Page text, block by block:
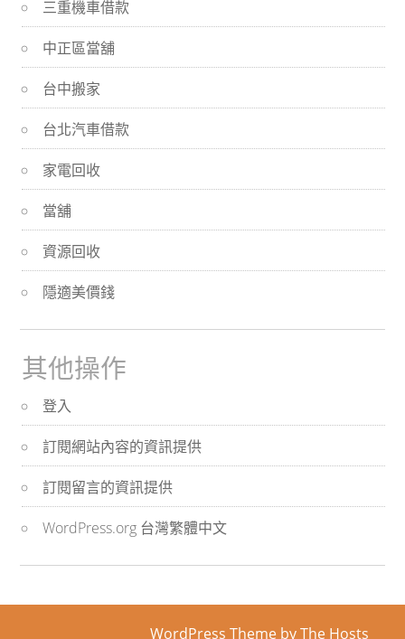
三重機車借款
中正區當舖
台中搬家
台北汽車借款
家電回收
當舖
資源回收
隱適美價錢
其他操作
登入
訂閱網站內容的資訊提供
訂閱留言的資訊提供
WordPress.org 台灣繁體中文
WordPress Theme by The Hosts